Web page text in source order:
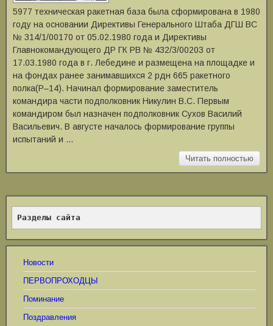
5977 техническая ракетная база была сформирована в 1980
году на основании Директивы Генерального Штаба ДГШ ВС
№ 314/1/00170 от 05.02.1980 года и Директивы
Главнокомандующего ДР ГК РВ № 432/3/00203 от
17.03.1980 года в г. Лебедине и размещена на площадке и
на фондах ранее занимавшихся 2 рдн 665 ракетного
полка(Р–14). Начинал формирование заместитель
командира части подполковник Никулин В.С. Первым
командиром был назначен подполковник Сухов Василий
Васильевич. В августе началось формирование группы
испытаний и …
Читать полностью
Разделы сайта
Новости
ПЕРВОПРОХОДЦЫ
Поминание
Поздравления